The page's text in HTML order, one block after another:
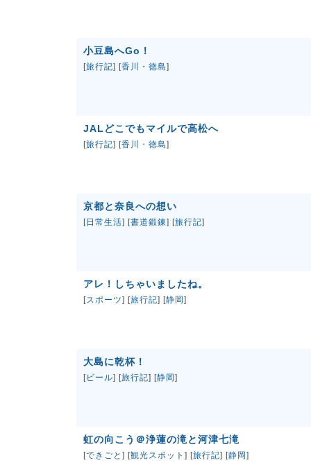
小豆島へGo！
[旅行記] [香川・徳島]
JALどこでもマイルで高松へ
[旅行記] [香川・徳島]
京都と奈良への想い
[日常生活] [書道鍛錬] [旅行記]
アレ！しちゃいましたね。
[スポーツ] [旅行記] [静岡 ]
大島に乾杯！
[ビール] [旅行記] [静岡 ]
虹の向こう＠浄蓮の滝と河津七滝
[できごと ] [観光スポット ] [旅行記] [静岡 ]